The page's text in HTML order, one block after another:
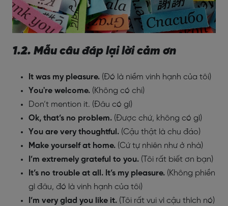
1.2. Mẫu câu đáp lại lời cảm ơn
It was my pleasure. (Đó là niềm vinh hạnh của tôi)
You're welcome. (Không có chi)
Don’t mention it. (Đâu có gì)
Ok, that’s no problem. (Được chứ, không có gì)
You are very thoughtful. (Cậu thật là chu đáo)
Make yourself at home. (Cứ tự nhiên như ở nhà)
I’m extremely grateful to you. (Tôi rất biết ơn bạn)
It’s no trouble at all. It’s my pleasure. (Không phiền
gì đâu, đó là vinh hạnh của tôi)
I’m very glad you like it. (Tôi rất vui vì cậu thích nó)